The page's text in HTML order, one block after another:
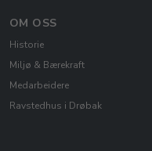
OM OSS
Historie
Miljø & Bærekraft
Medarbeidere
Ravstedhus i Drøbak